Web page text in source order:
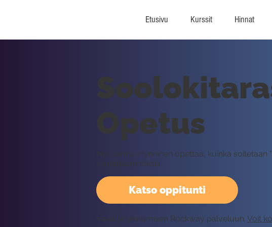
Etusivu Kurssit Hinnat
Katso oppitunti
Opetus
Nyt Jarmo Hynninen opettaa, kuinka
sointukäännöksiä.
Vaatii kirjautumisen Rockway palveluun. Voit